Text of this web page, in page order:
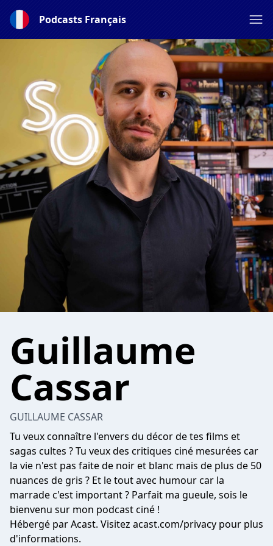
Podcasts Français
Guillaume
Cassar
GUILLAUME CASSAR
Tu veux connaître l'envers du décor de tes films et
sagas cultes ? Tu veux des critiques ciné mesurées car
la vie n'est pas faite de noir et blanc mais de plus de 50
nuances de gris ? Et le tout avec humour car la
marrade c'est important ? Parfait ma gueule, sois le
bienvenu sur mon podcast ciné !
Hébergé par Acast. Visitez acast.com/privacy pour plus
d'informations.